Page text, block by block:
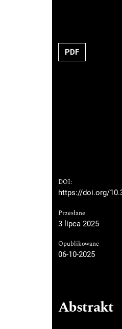
PDF
DOI:
https://doi.org/
Przesłane
3 lipca 2025
Opublikowane
06-10-2025
Abstrakt